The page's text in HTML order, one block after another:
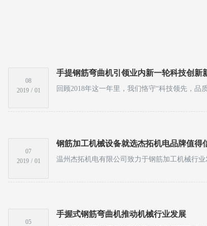
08
2019 / 01
手提钢筋弯曲机引领业内新一轮科技创新
07
2019 / 01
钢筋加工机械设备就选杰拓机电品牌值得
05
手握式钢筋弯曲机推动机械行业发展